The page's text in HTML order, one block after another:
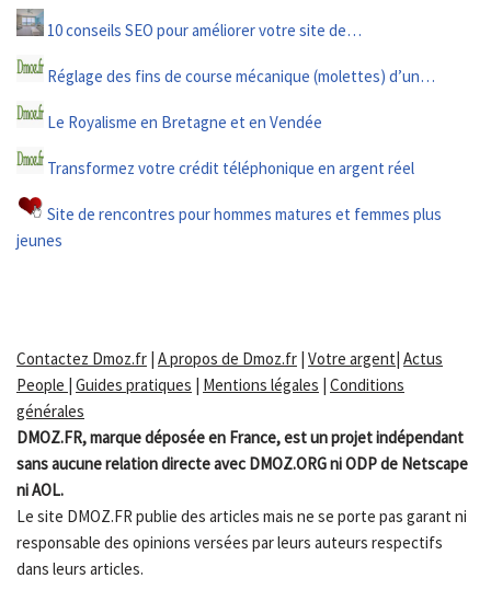
10 conseils SEO pour améliorer votre site de…
Réglage des fins de course mécanique (molettes) d’un…
Le Royalisme en Bretagne et en Vendée
Transformez votre crédit téléphonique en argent réel
Site de rencontres pour hommes matures et femmes plus
jeunes
Contactez Dmoz.fr | A propos de Dmoz.fr | Votre argent| Actus
People | Guides pratiques | Mentions légales | Conditions
générales
DMOZ.FR, marque déposée en France, est un projet indépendant
sans aucune relation directe avec DMOZ.ORG ni ODP de Netscape
ni AOL.
Le site DMOZ.FR publie des articles mais ne se porte pas garant ni
responsable des opinions versées par leurs auteurs respectifs
dans leurs articles.